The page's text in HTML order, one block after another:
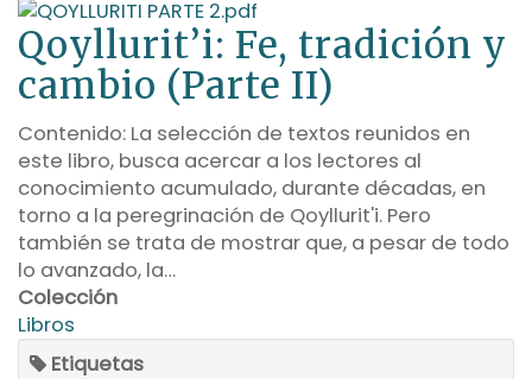
Qoyllurit’i: Fe, tradición y
cambio (Parte II)
Contenido: La selección de textos reunidos en
este libro, busca acercar a los lectores al
conocimiento acumulado, durante décadas, en
torno a la peregrinación de Qoyllurit'i. Pero
también se trata de mostrar que, a pesar de todo
lo avanzado, la…
Colección
Libros
Etiquetas